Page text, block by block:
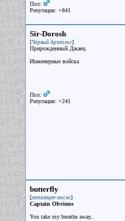
Пол:
Репутация: +841
Sir-Dorosh
[Черный Археолог]
Прирожденный Джаец
Инженерные войска
Пол:
Репутация: +241
butterfly
[летающее масло]
Captain Obvious
You take my breathe away..